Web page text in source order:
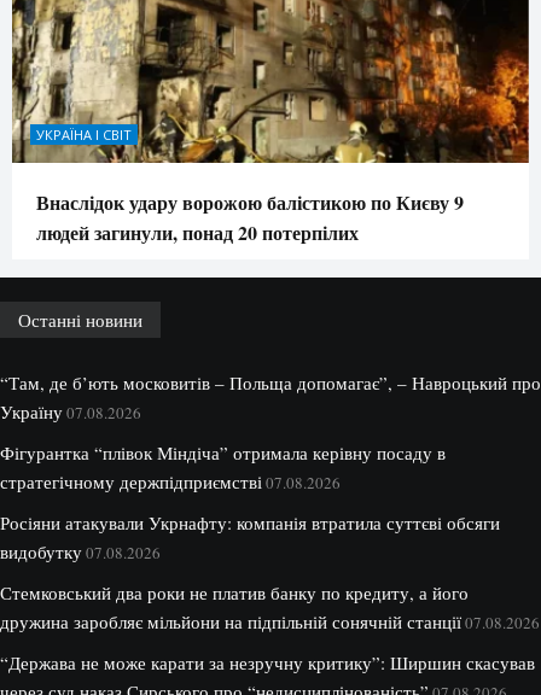
УКРАЇНА І СВІТ
Внаслідок удару ворожою балістикою по Києву 9
людей загинули, понад 20 потерпілих
Останні новини
“Там, де б’ють московитів – Польща допомагає”, – Навроцький про
Україну07.08.2026
Фігурантка “плівок Міндіча” отримала керівну посаду в
стратегічному держпідприємстві07.08.2026
Росіяни атакували Укрнафту: компанія втратила суттєві обсяги
видобутку07.08.2026
Стемковський два роки не платив банку по кредиту, а його
дружина заробляє мільйони на підпільній сонячній станції07.08.2026
“Держава не може карати за незручну критику”: Ширшин скасував